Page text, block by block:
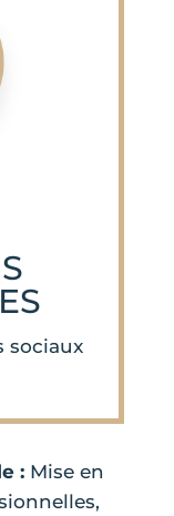
:Mise en
sociaux